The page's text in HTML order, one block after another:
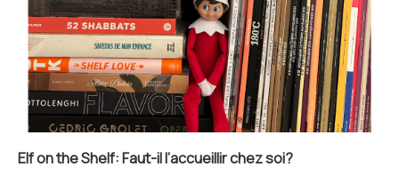
Elf on the Shelf: Faut-il l’accueillir chez soi?